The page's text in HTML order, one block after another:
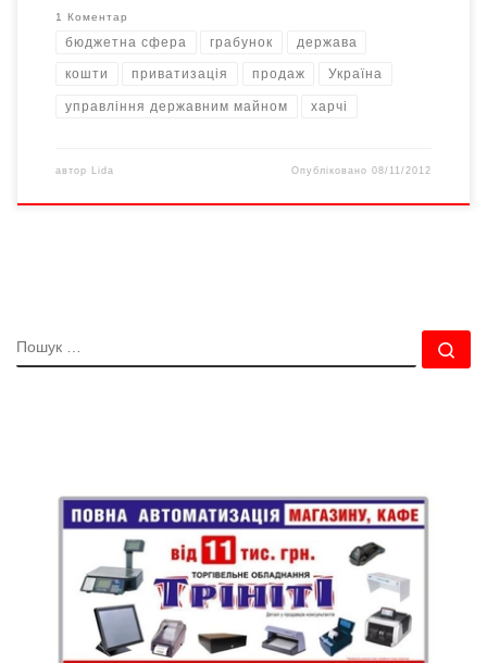
1 Коментар
бюджетна сфера грабунок держава
кошти приватизація продаж Україна
управління державним майном харчі
автор Lida Опубліковано08/11/2012
ПОШУК